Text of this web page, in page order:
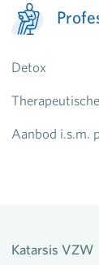
Detox
Aanbod i.s.m.
Katarsis VZW